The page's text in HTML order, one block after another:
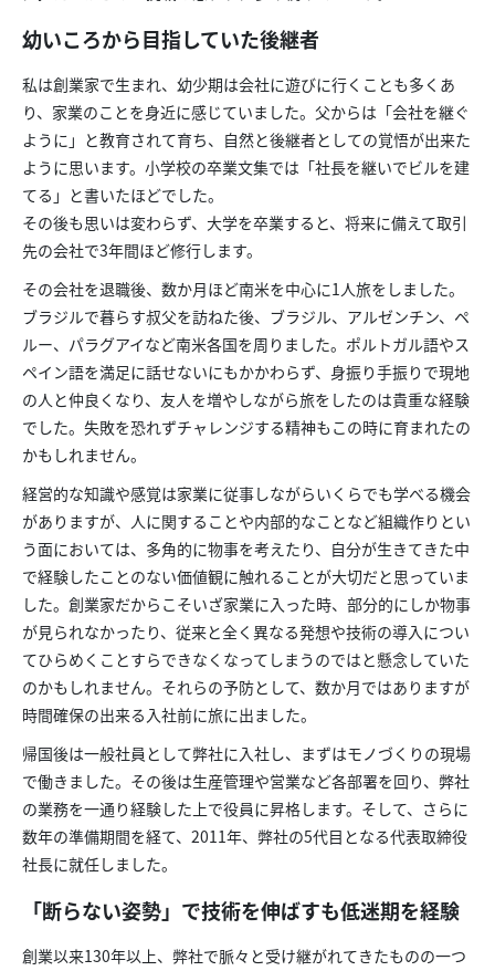
幼いころから目指していた後継者
私は創業家で生まれ、幼少期は会社に遊びに行くことも多くあ
り、家業のことを身近に感じていました。父からは「会社を継ぐ
ように」と教育されて育ち、自然と後継者としての覚悟が出来た
ように思います。小学校の卒業文集では「社長を継いでビルを建
てる」と書いたほどでした。
その後も思いは変わらず、大学を卒業すると、将来に備えて取引
先の会社で3年間ほど修行します。
その会社を退職後、数か月ほど南米を中心に1人旅をしました。
ブラジルで暮らす叔父を訪ねた後、ブラジル、アルゼンチン、ペ
ルー、パラグアイなど南米各国を周りました。ポルトガル語やス
ペイン語を満足に話せないにもかかわらず、身振り手振りで現地
の人と仲良くなり、友人を増やしながら旅をしたのは貴重な経験
でした。失敗を恐れずチャレンジする精神もこの時に育まれたの
かもしれません。
経営的な知識や感覚は家業に従事しながらいくらでも学べる機会
がありますが、人に関することや内部的なことなど組織作りとい
う面においては、多角的に物事を考えたり、自分が生きてきた中
で経験したことのない価値観に触れることが大切だと思っていま
した。創業家だからこそいざ家業に入った時、部分的にしか物事
が見られなかったり、従来と全く異なる発想や技術の導入につい
てひらめくことすらできなくなってしまうのではと懸念していた
のかもしれません。それらの予防として、数か月ではありますが
時間確保の出来る入社前に旅に出ました。
帰国後は一般社員として弊社に入社し、まずはモノづくりの現場
で働きました。その後は生産管理や営業など各部署を回り、弊社
の業務を一通り経験した上で役員に昇格します。そして、さらに
数年の準備期間を経て、2011年、弊社の5代目となる代表取締役
社長に就任しました。
「断らない姿勢」で技術を伸ばすも低迷期を経験
創業以来130年以上、弊社で脈々と受け継がれてきたものの一つ